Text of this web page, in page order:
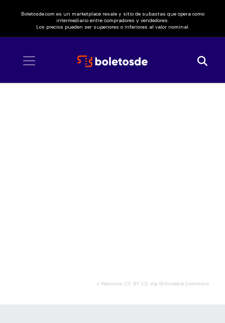
Boletosde.com es un marketplace resale y sitio de subastas que opera como
intermediario entre compradores y vendedores.
Los precios pueden ser superiores o inferiores al valor nominal.
J Vettorino, CC BY 2.0, vía Wikimedia Commons